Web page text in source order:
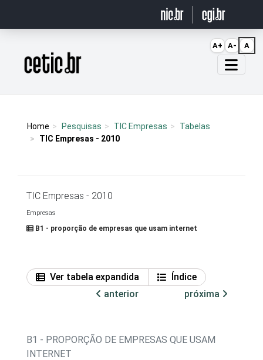
Página inicial
Home Pesquisas TIC Empresas
Tabelas
TIC Empresas - 2010
TIC Empresas - 2010
Empresas
B1 - proporção de empresas que usam internet
Ver tabela expandida
Índice
anterior
próxima
B1 - PROPORÇÃO DE EMPRESAS QUE USAM
INTERNET
A+ A- A